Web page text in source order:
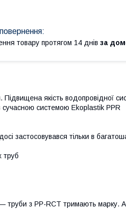
товару протягом 14 днів за
якість водопровідної
сучасною системою Ekoplastik PPR
застосовувався тільки в
труб
— труби з PP-RCT тримають